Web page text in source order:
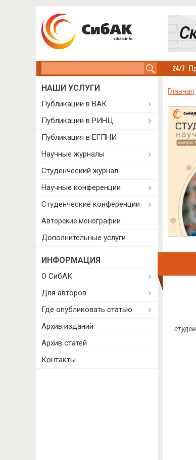
Главная
НАШИ УСЛУГИ
Публикации в ВАК
Публикации в РИНЦ
Публикация в ЕГПНИ
Научные журналы
Студенческий журнал
Научные конференции
Студенческие конференции
Авторские монографии
Дополнительные услуги
ИНФОРМАЦИЯ
О СибАК
Для авторов
Где опубликовать статью
Архив изданий
Архив статей
Контакты